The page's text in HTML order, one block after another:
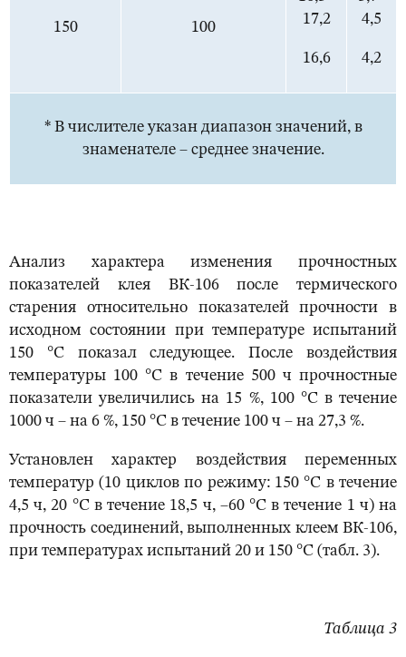
150 100
17,2
16,6
4,5
4,2
* В числителе указан диапазон значений, в
знаменателе – среднее значение.
Анализ характера изменения прочностных
показателей клея ВК-106 после термического
старения относительно показателей прочности в
исходном состоянии при температуре испытаний
150 °С показал следующее. После воздействия
температуры 100 °С в течение 500 ч прочностные
показатели увеличились на 15 %, 100 °С в течение
1000 ч – на 6 %, 150 °С в течение 100 ч – на 27,3 %.
Установлен характер воздействия переменных
температур (10 циклов по режиму: 150 °С в течение
4,5 ч, 20 °С в течение 18,5 ч, –60 °С в течение 1 ч) на
прочность соединений, выполненных клеем ВК-106,
при температурах испытаний 20 и 150 °С (табл. 3).
Таблица 3